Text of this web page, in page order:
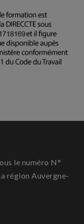
le numéro N°
région Auvergne-